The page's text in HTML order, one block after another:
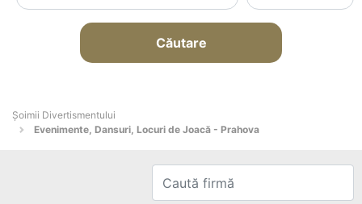
Căutare
Şoimii Divertismentului
Evenimente, Dansuri, Locuri de Joacă - Prahova